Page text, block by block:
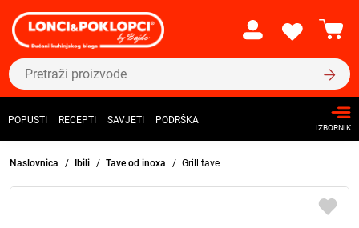
POPUSTI RECEPTI SAVJETI PODRŠKA
IZBORNIK
Naslovnica Ibili Tave od inoxa Grill tave